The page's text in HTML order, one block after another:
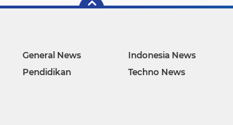
General News Indonesia News
Pendidikan Techno News